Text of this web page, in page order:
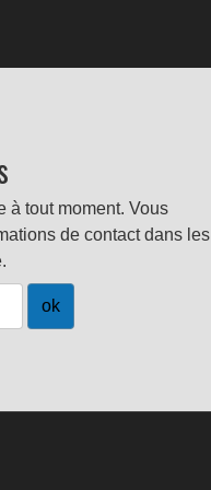
à tout moment. Vous
de contact dans les